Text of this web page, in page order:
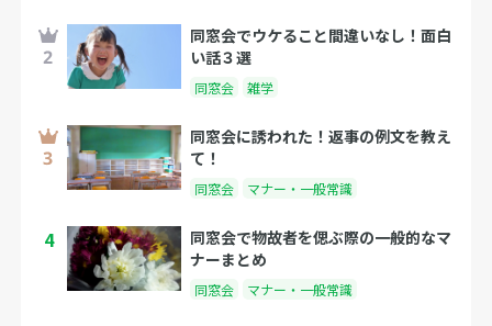
同窓会でウケること間違いなし！面白
い話３選
同窓会 雑学
同窓会に誘われた！返事の例文を教え
て！
同窓会 マナー・一般常識
4
同窓会で物故者を偲ぶ際の一般的なマ
ナーまとめ
同窓会 マナー・一般常識